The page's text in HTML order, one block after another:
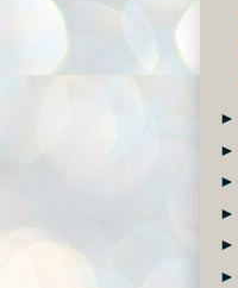
►
►
►
►
►
►